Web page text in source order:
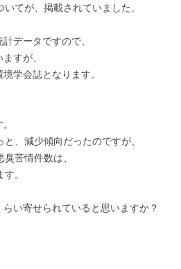
てが、掲載されていました。
データですので、
すが、
学会誌となります。
、減少傾向だったのですが、
苦情件数は、
。
い寄せられていると思いますか？